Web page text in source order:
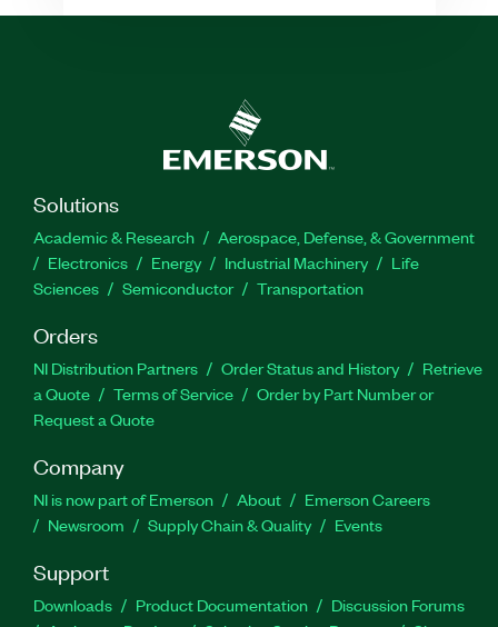
Solutions
Academic & Research
Aerospace, Defense, & Government
Electronics
Energy Industrial Machinery
Life
Sciences
Semiconductor Transportation
Orders
NI Distribution Partners Order Status and History
Retrieve
a Quote
Terms of Service
Order by Part Number or
Request a Quote
Company
NI is now part of Emerson About
Emerson Careers
Newsroom
Supply Chain & Quality Events
Support
Downloads Product Documentation
Discussion Forums